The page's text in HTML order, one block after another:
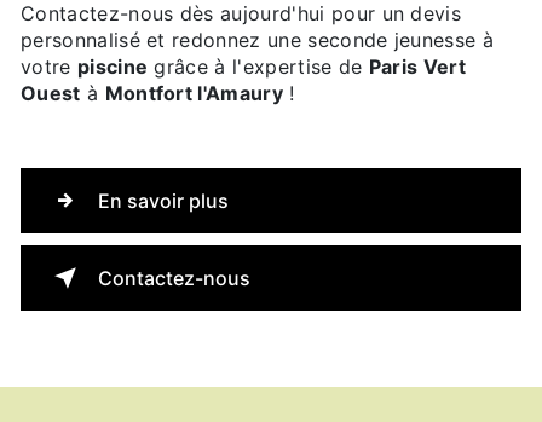
Contactez-nous dès aujourd'hui pour un devis
personnalisé et redonnez une seconde jeunesse à
votre piscine grâce à l'expertise de Paris Vert
Ouest à Montfort l'Amaury !
En savoir plus
Contactez-nous